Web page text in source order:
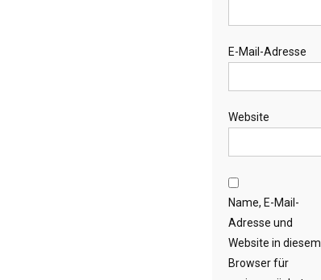
E-Mail-Adresse
Website
Name, E-Mail-
Adresse und
Website in diesem
Browser für